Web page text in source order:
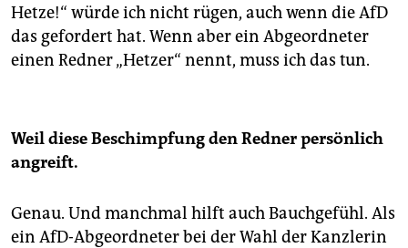
Hetze!“ würde ich nicht rügen, auch wenn die AfD
das gefordert hat. Wenn aber ein Abgeordneter
einen Redner „Hetzer“ nennt, muss ich das tun.
Weil diese Beschimpfung den Redner persönlich
angreift.
Genau. Und manchmal hilft auch Bauchgefühl. Als
ein AfD-Abgeordneter bei der Wahl der Kanzlerin